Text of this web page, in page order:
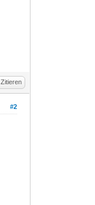
Zitieren
#2